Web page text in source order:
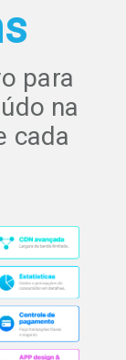
para
na
cada